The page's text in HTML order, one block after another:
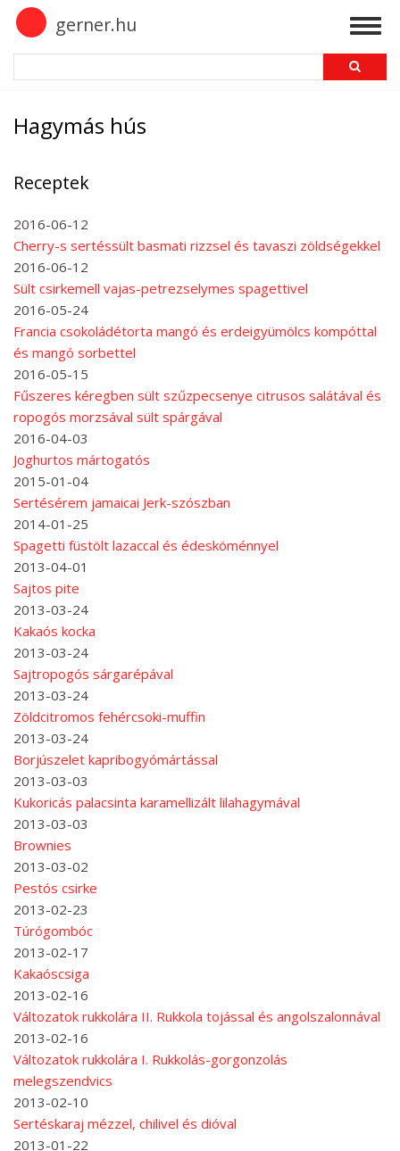
Skip
main
content
gerner.hu
Hagymás hús
Receptek
2016-06-12
Cherry-s sertéssült basmati rizzsel és tavaszi zöldségekkel
2016-06-12
Sült csirkemell vajas-petrezselymes spagettivel
2016-05-24
Francia csokoládétorta mangó és erdeigyümölcs kompóttal
és mangó sorbettel
2016-05-15
Fűszeres kéregben sült szűzpecsenye citrusos salátával és
ropogós morzsával sült spárgával
2016-04-03
Joghurtos mártogatós
2015-01-04
Sertésérem jamaicai Jerk-szószban
2014-01-25
Spagetti füstölt lazaccal és édesköménnyel
2013-04-01
Sajtos pite
2013-03-24
Kakaós kocka
2013-03-24
Sajtropogós sárgarépával
2013-03-24
Zöldcitromos fehércsoki-muffin
2013-03-24
Borjúszelet kapribogyómártással
2013-03-03
Kukoricás palacsinta karamellizált lilahagymával
2013-03-03
Brownies
2013-03-02
Pestós csirke
2013-02-23
Túrógombóc
2013-02-17
Kakaóscsiga
2013-02-16
Változatok rukkolára II. Rukkola tojással és angolszalonnával
2013-02-16
Változatok rukkolára I. Rukkolás-gorgonzolás
melegszendvics
2013-02-10
Sertéskaraj mézzel, chilivel és dióval
2013-01-22